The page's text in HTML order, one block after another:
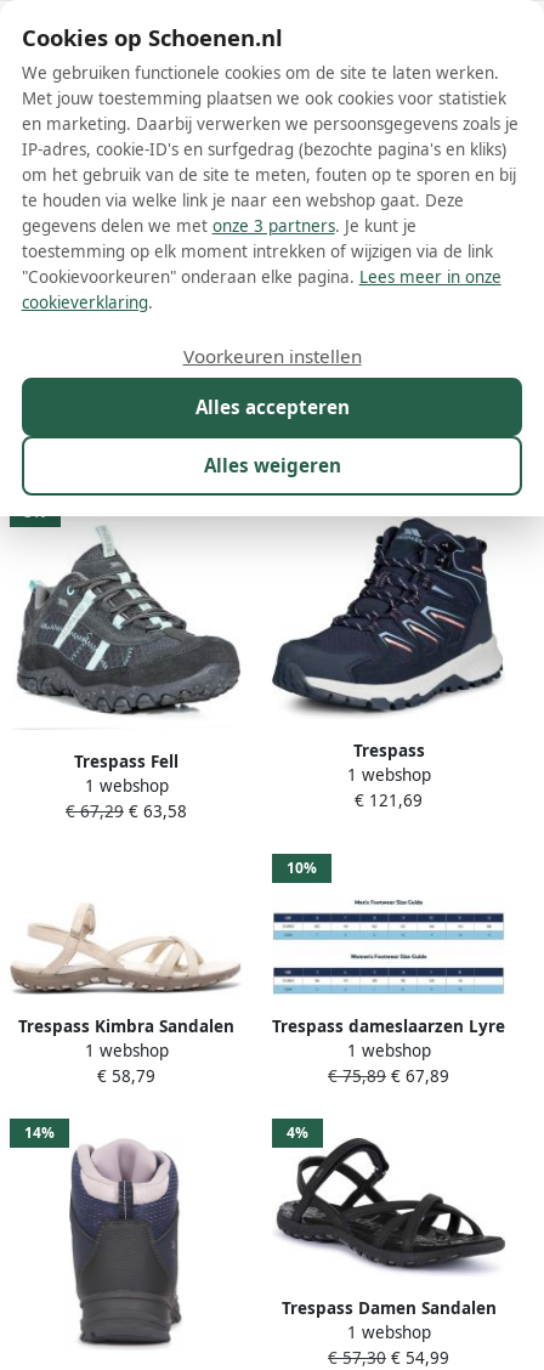
Schoenen.nl
Wis filters Alle filters
Trespass damesschoenen
Meer lezen
Kleur Prijs
87 resultaten:
5%
Trespass Fell
Wandelschoenen Zwart
Vrouw
1 webshop
€ 67,29 € 63,58
Trespass
dameswandelschoenen
Janick Waterproof Walking
1 webshop
€ 121,69
Trespass Kimbra Sandalen
Beige Vrouw
1 webshop
€ 58,79
10%
Trespass dameslaarzen Lyre
waterdichte wandelschoen
donkerbruin
1 webshop
€ 75,89 € 67,89
14% 4%
Trespass Damen Sandalen
Kimbra Female Sandal Black
1 webshop
€ 57,30 € 54,99
Cookies op Schoenen.nl
We gebruiken functionele cookies om de site te laten werken.
Met jouw toestemming plaatsen we ook cookies voor statistiek
en marketing. Daarbij verwerken we persoonsgegevens zoals je
IP-adres, cookie-ID's en surfgedrag (bezochte pagina's en kliks)
om het gebruik van de site te meten, fouten op te sporen en bij
te houden via welke link je naar een webshop gaat. Deze
gegevens delen we met onze 3 partners. Je kunt je
toestemming op elk moment intrekken of wijzigen via de link
"Cookievoorkeuren" onderaan elke pagina. Lees meer in onze
cookieverklaring.
Alles accepteren
Alles weigeren
Voorkeuren instellen